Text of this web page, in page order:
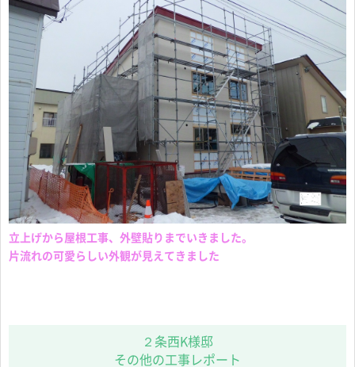
立上げから屋根工事、外壁貼りまでいきました。
片流れの可愛らしい外観が見えてきました
２条西K様邸
その他の工事レポート